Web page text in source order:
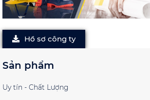
Hồ sơ công ty
Sản phẩm
Uy tín - Chất Lượng